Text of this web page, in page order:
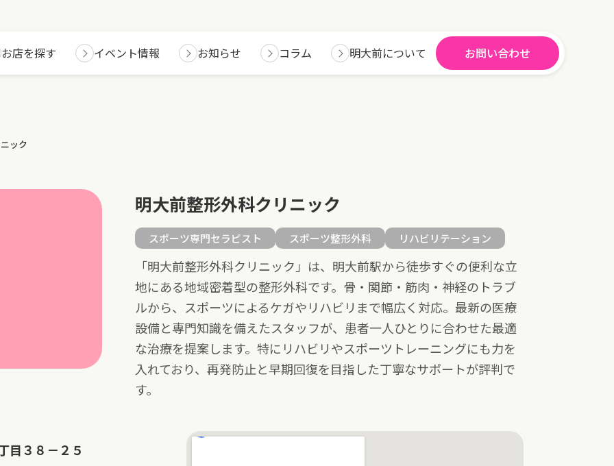
お店を探す イベント情報 お知らせ コラム 明大前について お問い合わせ
ック
明大前整形外科クリニック
スポーツ専門セラピスト スポーツ整形外科 リハビリテーション
「明大前整形外科クリニック」は、明大前駅から徒歩すぐの便利な立
地にある地域密着型の整形外科です。骨・関節・筋肉・神経のトラブ
ルから、スポーツによるケガやリハビリまで幅広く対応。最新の医療
設備と専門知識を備えたスタッフが、患者一人ひとりに合わせた最適
な治療を提案します。特にリハビリやスポーツトレーニングにも力を
入れており、再発防止と早期回復を目指した丁寧なサポートが評判で
す。
目３８－２５